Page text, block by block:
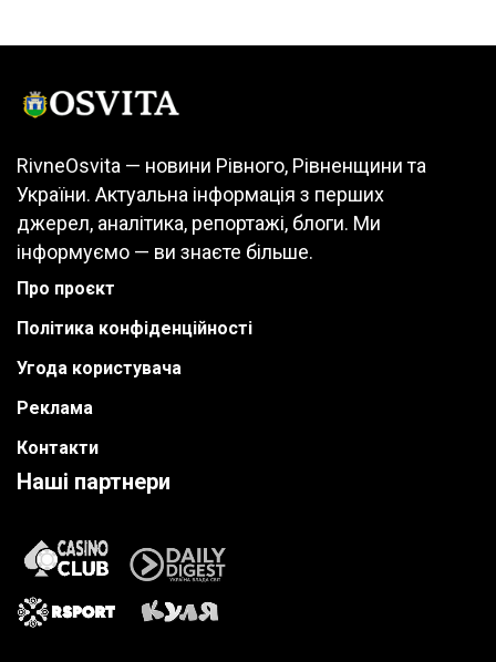
RivneOsvita — новини Рівного, Рівненщини та
України. Актуальна інформація з перших
джерел, аналітика, репортажі, блоги. Ми
інформуємо — ви знаєте більше.
Про проєкт
Політика конфіденційності
Угода користувача
Реклама
Контакти
Наші партнери